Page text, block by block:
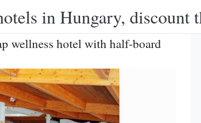
in Hungary, discount
wellness hotel with half-board